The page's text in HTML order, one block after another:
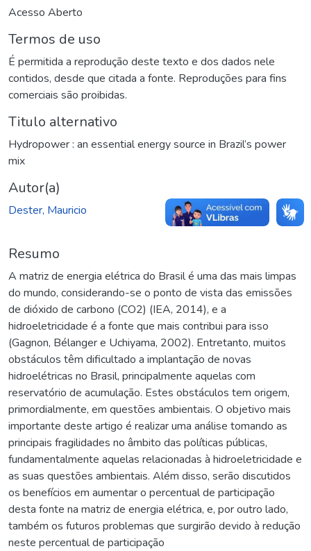
Acesso Aberto
Termos de uso
É permitida a reprodução deste texto e dos dados nele
contidos, desde que citada a fonte. Reproduções para fins
comerciais são proibidas.
Titulo alternativo
Hydropower : an essential energy source in Brazil’s power
mix
Autor(a)
Dester, Mauricio
Resumo
A matriz de energia elétrica do Brasil é uma das mais limpas
do mundo, considerando-se o ponto de vista das emissões
de dióxido de carbono (CO2) (IEA, 2014), e a
hidroeletricidade é a fonte que mais contribui para isso
(Gagnon, Bélanger e Uchiyama, 2002). Entretanto, muitos
obstáculos têm dificultado a implantação de novas
hidroelétricas no Brasil, principalmente aquelas com
reservatório de acumulação. Estes obstáculos tem origem,
primordialmente, em questões ambientais. O objetivo mais
importante deste artigo é realizar uma análise tomando as
principais fragilidades no âmbito das políticas públicas,
fundamentalmente aquelas relacionadas à hidroeletricidade e
as suas questões ambientais. Além disso, serão discutidos
os benefícios em aumentar o percentual de participação
desta fonte na matriz de energia elétrica, e, por outro lado,
também os futuros problemas que surgirão devido à redução
neste percentual de participação